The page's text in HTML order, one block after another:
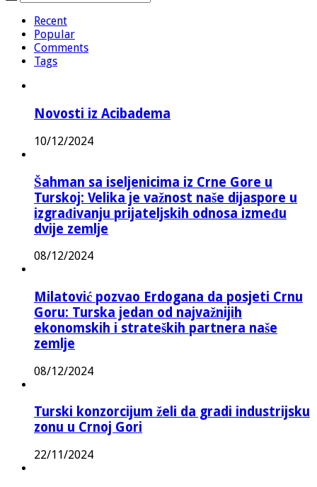
Recent
Popular
Comments
Tags
Novosti iz Acibadema
10/12/2024
Šahman sa iseljenicima iz Crne Gore u
Turskoj: Velika je važnost naše dijaspore u
izgrađivanju prijateljskih odnosa između
dvije zemlje
08/12/2024
Milatović pozvao Erdogana da posjeti Crnu
Goru: Turska jedan od najvažnijih
ekonomskih i strateških partnera naše
zemlje
08/12/2024
Turski konzorcijum želi da gradi industrijsku
zonu u Crnoj Gori
22/11/2024